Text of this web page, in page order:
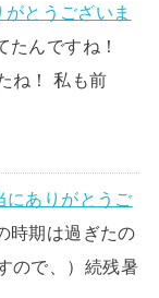
とうございま
たんですね！
ね！ 私も前
にありがとうご
時期は過ぎたの
ので、）続残暑